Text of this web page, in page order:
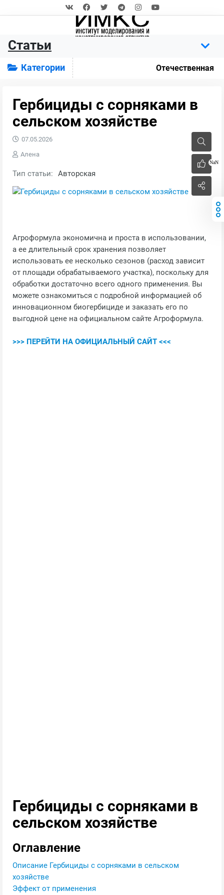
Статьи
Категории Отечественная
Гербициды с сорняками в
сельском хозяйстве
NaN
07.05.2026
Алена
Тип статьи: Авторская
Агроформула экономична и проста в использовании,
а ее длительный срок хранения позволяет
использовать ее несколько сезонов (расход зависит
от площади обрабатываемого участка), поскольку для
обработки достаточно всего одного применения. Вы
можете ознакомиться с подробной информацией об
инновационном биогербициде и заказать его по
выгодной цене на официальном сайте Агроформула.
>>> ПЕРЕЙТИ НА ОФИЦИАЛЬНЫЙ САЙТ <<<
Гербициды с сорняками в
сельском хозяйстве
Оглавление
Описание Гербициды с сорняками в сельском
хозяйстве
Эффект от применения